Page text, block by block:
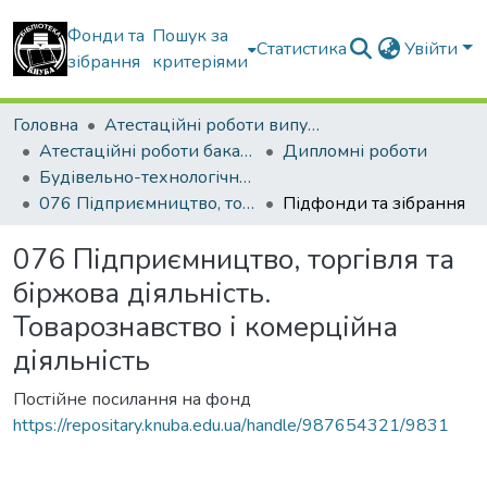
Фонди та
зібрання
Пошук за
критеріями
Статистика Увійти
Головна
Атестаційні роботи випускників
Атестаційні роботи бакалаврів
Дипломні роботи
Будівельно-технологічний факультет
076 Підприємництво, торгівля та біржова діяльність. Товарознавство і комерційна діяльність
Підфонди та зібрання
076 Підприємництво, торгівля та
біржова діяльність.
Товарознавство і комерційна
діяльність
Постійне посилання на фонд
https://repositary.knuba.edu.ua/handle/987654321/9831